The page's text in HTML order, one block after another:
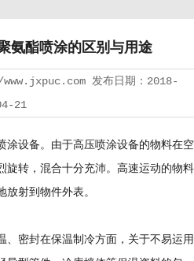
氨酯喷涂的区别与用途
发布日期：2018-
21
涂设备。由于高压喷涂设备的物料在空
旋转，混合十分充沛。高速运动的物料
射到物件外表。
密封在保温制冷方面，关于不易运用